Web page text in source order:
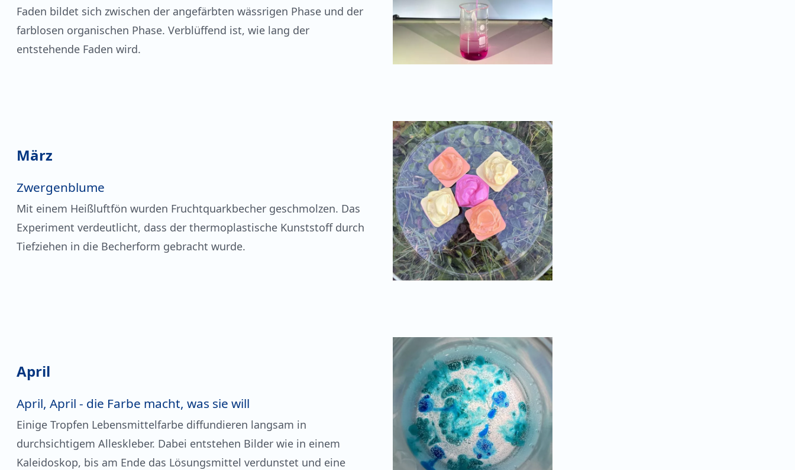
Faden bildet sich zwischen der angefärbten wässrigen Phase und der
farblosen organischen Phase. Verblüffend ist, wie lang der
entstehende Faden wird.
März
Zwergenblume
Mit einem Heißluftfön wurden Fruchtquarkbecher geschmolzen. Das
Experiment verdeutlicht, dass der thermoplastische Kunststoff durch
Tiefziehen in die Becherform gebracht wurde.
April
April, April - die Farbe macht, was sie will
Einige Tropfen Lebensmittelfarbe diffundieren langsam in
durchsichtigem Alleskleber. Dabei entstehen Bilder wie in einem
Kaleidoskop, bis am Ende das Lösungsmittel verdunstet und eine